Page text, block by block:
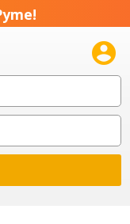
Emprendimiento!
